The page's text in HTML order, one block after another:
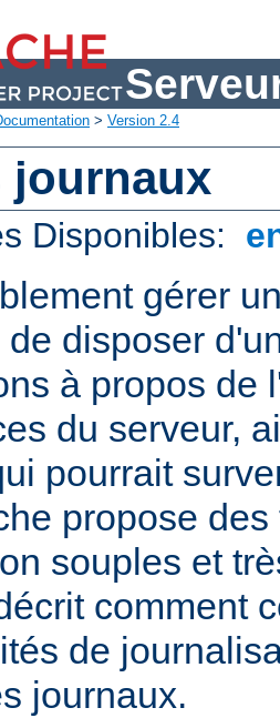
> Version 2.4
journaux
Disponibles:
gérer
disposer
à propos de
du serveur,
pourrait
propose
souples et
comment
de
journaux.